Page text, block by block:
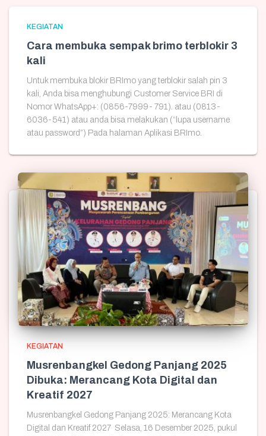
KEGIATAN
Cara membuka sempak brimo terblokir 3
kali
Untuk membuka blokir BRImo yang terblokir salah pin 3
kali, Anda bisa menghubungi Customer Service BRI di
Nomor WhatsApp+: (0856-7999- 791). atau (0813-
6036-541) atau anda bisa melakukan (“lupa username
atau password”) Pada halaman Aplikasi BRImo.
KEGIATAN
Musrenbangkel Gedong Panjang 2025
Dibuka: Merancang Kota Digital dan
Kreatif 2027
Musrenbangkel Gedong Panjang 2025: Merancang Kota
Digital dan Kreatif 2027 Selasa, 16 Desember 2025, pukul